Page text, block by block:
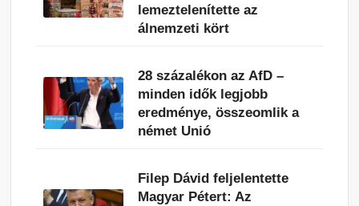
lemeztelenítette az
álnemzeti kört
28 százalékon az AfD –
minden idők legjobb
eredménye, összeomlik a
német Unió
Filep Dávid feljelentette
Magyar Pétert: Az